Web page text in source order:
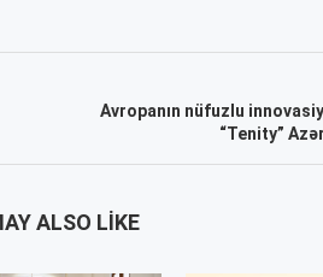
Avropanın nüfuzlu
“Tenity”
ALSO LIKE